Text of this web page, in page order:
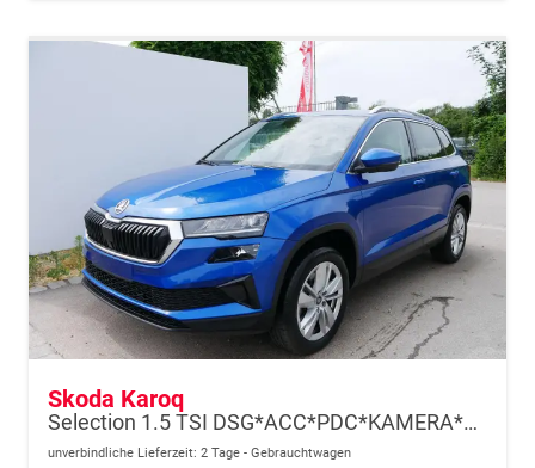
Skoda Karoq
Selection 1.5 TSI DSG*ACC*PDC*KAMERA*TEMPOMAT*LED*SMARTLINK*KLIMA*RADIO*17-ZOLL
unverbindliche Lieferzeit: 2 Tage Gebrauchtwagen